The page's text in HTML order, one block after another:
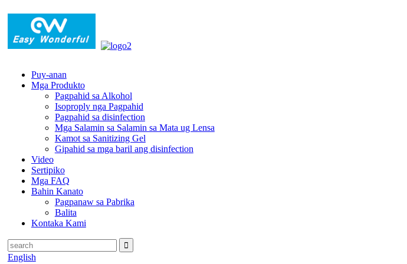
Puy-anan
Mga Produkto
Pagpahid sa Alkohol
Isoproply nga Pagpahid
Pagpahid sa disinfection
Mga Salamin sa Salamin sa Mata ug Lensa
Kamot sa Sanitizing Gel
Gipahid sa mga baril ang disinfection
Video
Sertipiko
Mga FAQ
Bahin Kanato
Pagpanaw sa Pabrika
Balita
Kontaka Kami
English